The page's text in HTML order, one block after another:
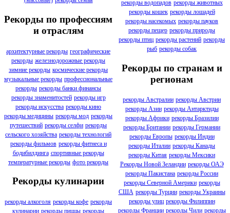
Рекорды по профессиям
и отраслям
архитектурные рекорды географические
рекорды железнодорожные рекорды
зимние рекорды космические рекорды
музыкальные рекорды профессиональные
рекорды рекорды банки финансы
рекорды знаменитостей рекорды игр
рекорды искусства рекорды кино
рекорды медицины рекорды мод рекорды
путешествий рекорды селфи рекорды
сельского хозяйства рекорды технологий
рекорды фильмов рекорды фитнеса и
бодибилдинга спортивные рекорды
температурные рекорды фото рекорды
Рекорды кулинарии
рекорды алкоголя рекорды кофе рекорды
кулинарии рекорды пиццы рекорды
рекорды водопадов рекорды животных
рекорды кошек рекорды лошадей
рекорды насекомых рекорды пауков
рекорды пещер рекорды природы
рекорды птиц рекорды растений рекорды
рыб рекорды собак
Рекорды по странам и
регионам
рекорды Австралии рекорды Австрии
рекорды Азии рекорды Антарктиды
рекорды Африки рекорды Бразилии
рекорды Британии рекорды Германии
рекорды Европы рекорды Индии
рекорды Италии рекорды Канады
рекорды Китая рекорды Мексики
Рекорды Новой Зеландии рекорды ОАЭ
рекорды Пакистана рекорды России
рекорды Северной Америки рекорды
США рекорды Турции рекорды Украины
рекорды улиц рекорды Филиппин
рекорды Франции рекорды Чили рекорды